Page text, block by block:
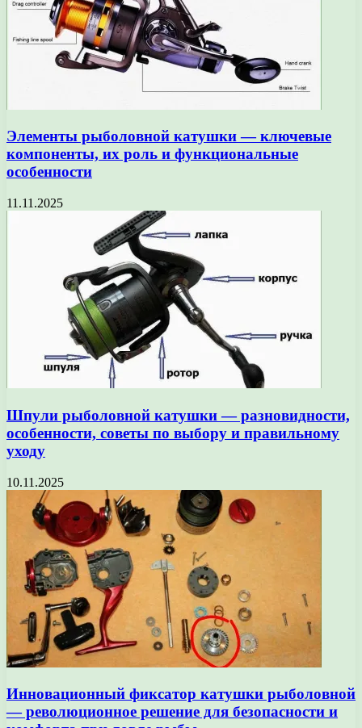
Элементы рыболовной катушки — ключевые
компоненты, их роль и функциональные
особенности
11.11.2025
Шпули рыболовной катушки — разновидности,
особенности, советы по выбору и правильному
уходу
10.11.2025
Инновационный фиксатор катушки рыболовной
— революционное решение для безопасности и